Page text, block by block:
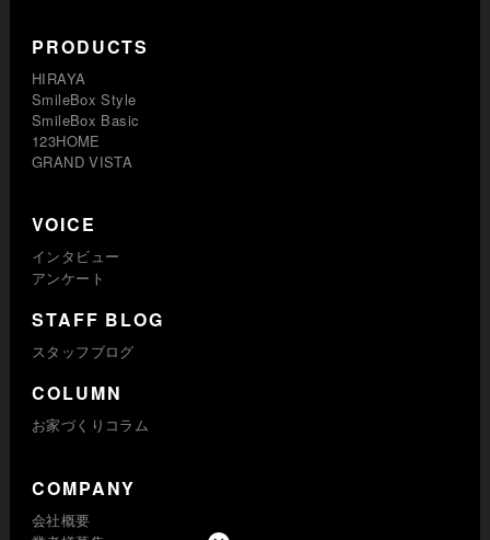
PRODUCTS
HIRAYA
SmileBox Style
SmileBox Basic
123HOME
GRAND VISTA
VOICE
インタビュー
アンケート
STAFF BLOG
スタッフブログ
COLUMN
お家づくりコラム
COMPANY
会社概要